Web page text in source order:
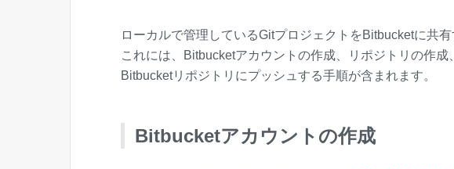
ローカルで管理しているGitプロジェクトをBitbucketに共
これには、Bitbucketアカウントの作成、リポジトリの作
Bitbucketリポジトリにプッシュする手順が含まれます。
Bitbucketアカウントの作成